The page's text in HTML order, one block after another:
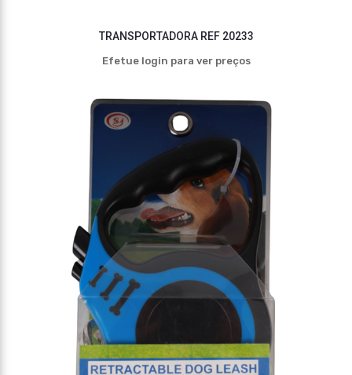
TRANSPORTADORA REF 20233
Efetue login para ver preços